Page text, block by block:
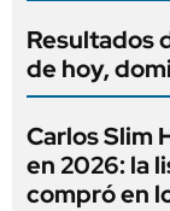
Resultados
de hoy,
Carlos Slim
en 2026: la
compró en